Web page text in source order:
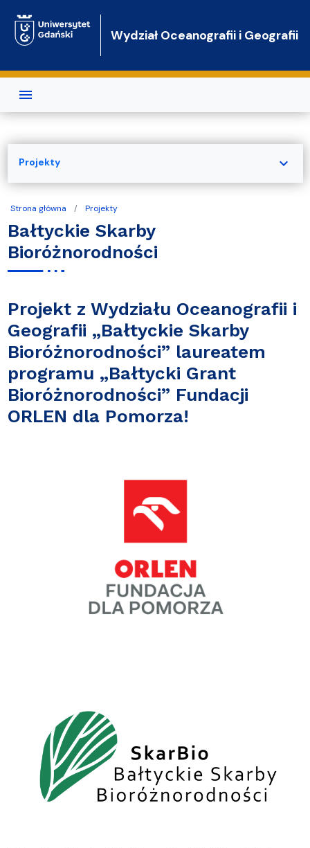
Wydział Oceanografii i Geografii
Strona główna Projekty
Bałtyckie Skarby
Bioróżnorodności
Projekt z Wydziału Oceanografii i
Geografii „Bałtyckie Skarby
Bioróżnorodności” laureatem
programu „Bałtycki Grant
Bioróżnorodności” Fundacji
ORLEN dla Pomorza!
Projekty expand_more